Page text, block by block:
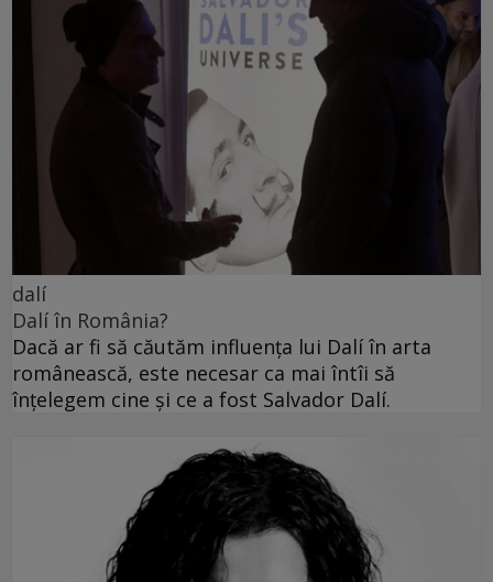
dalí
Dalí în România?
Dacă ar fi să căutăm influența lui Dalí în arta
românească, este necesar ca mai întîi să
înțelegem cine și ce a fost Salvador Dalí.